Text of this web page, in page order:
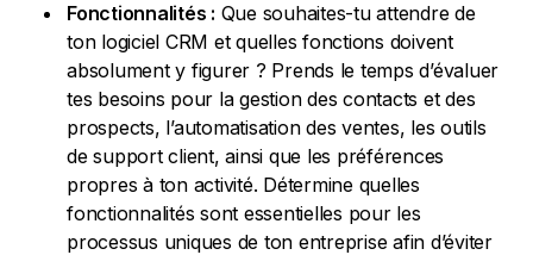
Fonctionnalités : Que souhaites-tu attendre de
ton logiciel CRM et quelles fonctions doivent
absolument y figurer ? Prends le temps d’évaluer
tes besoins pour la gestion des contacts et des
prospects, l’automatisation des ventes, les outils
de support client, ainsi que les préférences
propres à ton activité. Détermine quelles
fonctionnalités sont essentielles pour les
processus uniques de ton entreprise afin d’éviter